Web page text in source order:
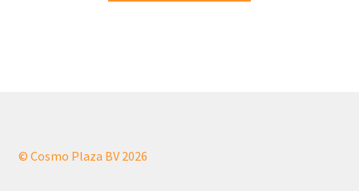
© Cosmo Plaza BV 2026